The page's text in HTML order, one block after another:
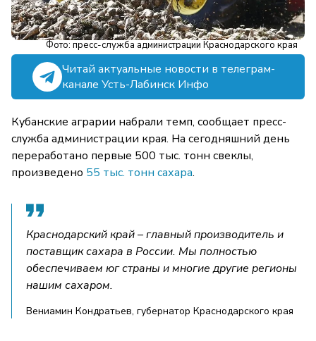
Фото: пресс-служба администрации Краснодарского края
Читай актуальные новости в телеграм-
канале Усть-Лабинск Инфо
Кубанские аграрии набрали темп, сообщает пресс-
служба администрации края. На сегодняшний день
переработано первые 500 тыс. тонн свеклы,
произведено 55 тыс. тонн сахара.
Краснодарский край – главный производитель и
поставщик сахара в России. Мы полностью
обеспечиваем юг страны и многие другие регионы
нашим сахаром.
Вениамин Кондратьев, губернатор Краснодарского края